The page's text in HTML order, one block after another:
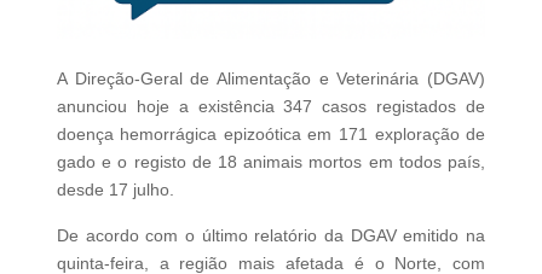
A Direção-Geral de Alimentação e Veterinária (DGAV)
anunciou hoje a existência 347 casos registados de
doença hemorrágica epizoótica em 171 exploração de
gado e o registo de 18 animais mortos em todos país,
desde 17 julho.
De acordo com o último relatório da DGAV emitido na
quinta-feira, a região mais afetada é o Norte, com